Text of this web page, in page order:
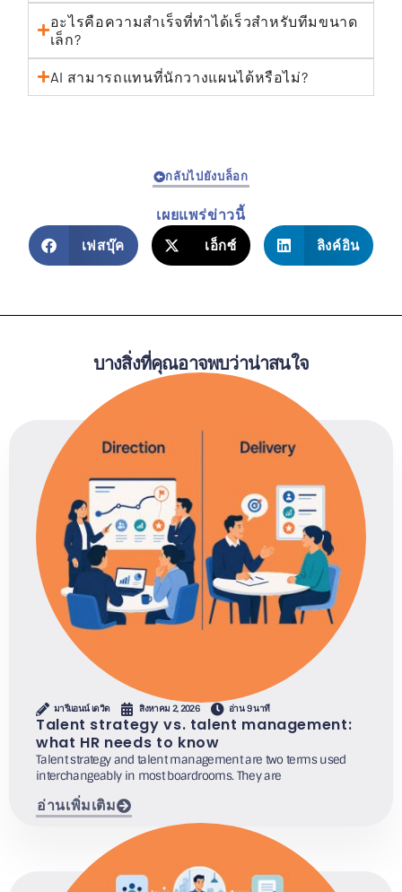
อะไรคือความสำเร็จที่ทำได้เร็วสำหรับทีมขนาด
เล็ก?
AI สามารถแทนที่นักวางแผนได้หรือไม่?
กลับไปยังบล็อก
เผยแพร่ข่าวนี้
เฟสบุ๊ค เอ็กซ์ ลิงค์อิน
บางสิ่งที่คุณอาจพบว่าน่าสนใจ
มารีแอนน์ เดวิด สิงหาคม 2, 2026 อ่าน 9 นาที
Talent strategy vs. talent management:
what HR needs to know
Talent strategy and talent management are two terms used
interchangeably in most boardrooms. They are
อ่านเพิ่มเติม